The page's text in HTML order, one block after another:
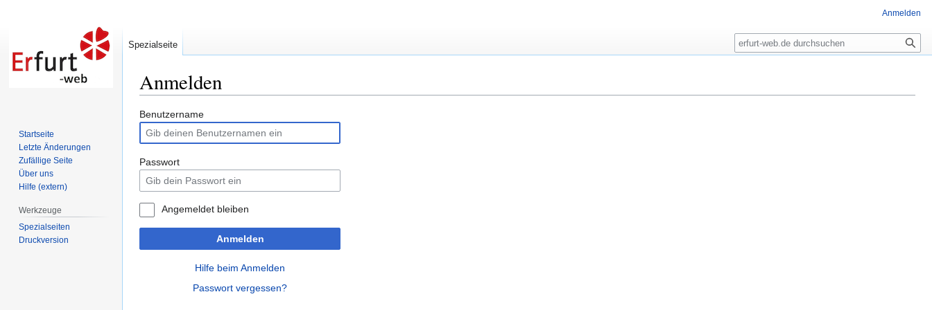
Anmelden
Zur
Navigation
springen
Zur
Suche
springen
Benutzername
Passwort
Angemeldet bleiben
Anmelden
Hilfe beim Anmelden
Passwort vergessen?
Anmelden
Spezialseite Suche
Startseite
Letzte Änderungen
Zufällige Seite
Über uns
Hilfe (extern)
Werkzeuge
Spezialseiten
Druckversion